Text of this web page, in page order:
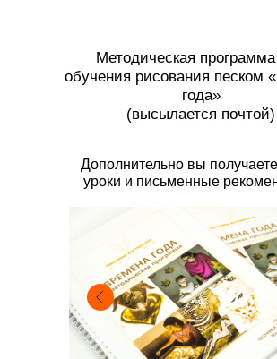
Методическая
обучения рисования песком
года»
(высылается почтой)
Дополнительно вы
уроки и письменные